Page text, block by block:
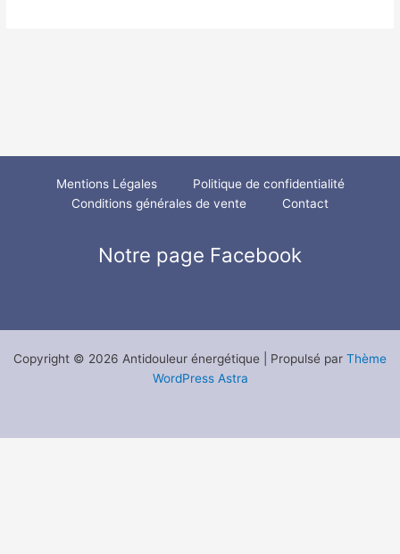
Mentions Légales
Politique de confidentialité
Conditions générales de vente
Contact
Notre page Facebook
Copyright © 2026 Antidouleur énergétique | Propulsé par Thème
WordPress Astra